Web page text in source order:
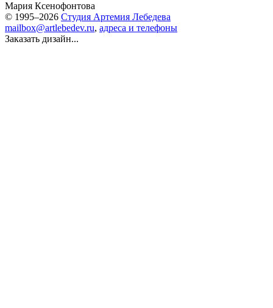
Мария Ксенофонтова
© 1995–2026 Студия Артемия Лебедева
mailbox@artlebedev.ru, адреса и телефоны
Заказать дизайн...